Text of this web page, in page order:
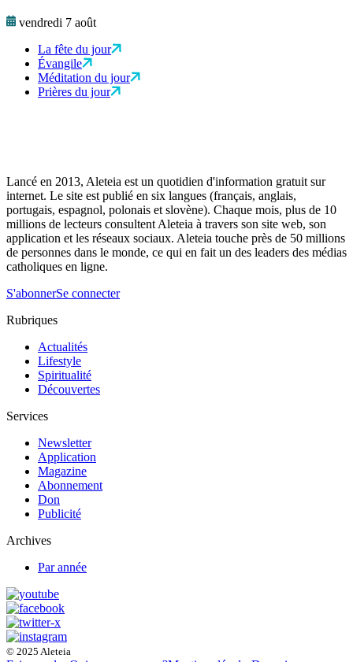
vendredi 7 août
La fête du jour
Évangile
Méditation du jour
Prières du jour
Lancé en 2013, Aleteia est un quotidien d'information gratuit sur
internet. Le site est publié en six langues (français, anglais,
portugais, espagnol, polonais et slovène). Chaque mois, plus de 10
millions de lecteurs consultent Aleteia à travers son site web, son
application et les réseaux sociaux. Aleteia touche près de 50 millions
de personnes dans le monde, ce qui en fait un des leaders des médias
catholiques en ligne.
S'abonnerSe connecter
Rubriques
Actualités
Lifestyle
Spiritualité
Découvertes
Services
Newsletter
Application
Magazine
Abonnement
Don
Publicité
Archives
Par année
© 2025 Aleteia